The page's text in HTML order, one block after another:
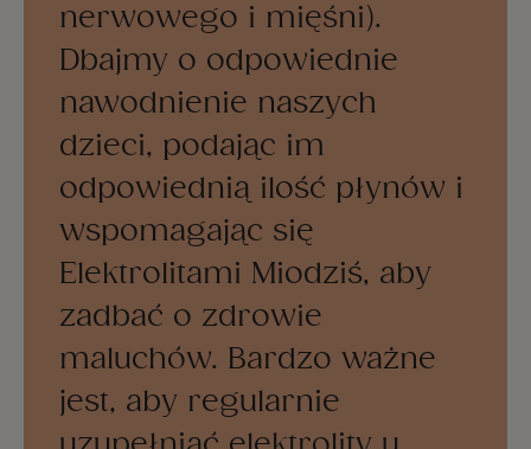
nerwowego i mięśni).
Dbajmy o odpowiednie
nawodnienie naszych
dzieci, podając im
odpowiednią ilość płynów i
wspomagając się
Elektrolitami Miodziś, aby
zadbać o zdrowie
maluchów. Bardzo ważne
jest, aby regularnie